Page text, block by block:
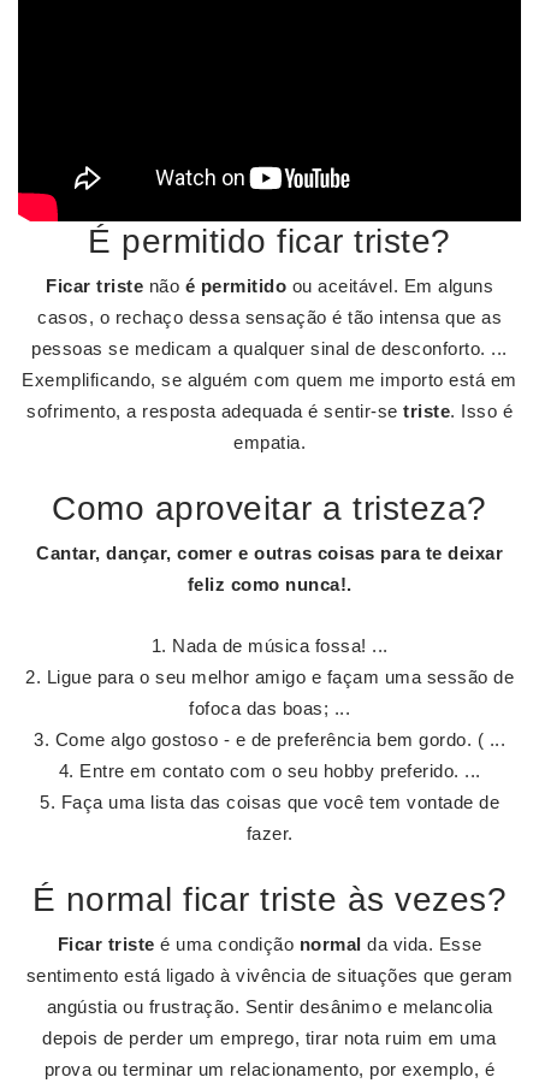
É permitido ficar triste?
Ficar triste não é permitido ou aceitável. Em alguns
casos, o rechaço dessa sensação é tão intensa que as
pessoas se medicam a qualquer sinal de desconforto. ...
Exemplificando, se alguém com quem me importo está em
sofrimento, a resposta adequada é sentir-se triste. Isso é
empatia.
Como aproveitar a tristeza?
Cantar, dançar, comer e outras coisas para te deixar
feliz como nunca!.
Nada de música fossa! ...
Ligue para o seu melhor amigo e façam uma sessão de
fofoca das boas; ...
Come algo gostoso - e de preferência bem gordo. ( ...
Entre em contato com o seu hobby preferido. ...
Faça uma lista das coisas que você tem vontade de
fazer.
É normal ficar triste às vezes?
Ficar triste é uma condição normal da vida. Esse
sentimento está ligado à vivência de situações que geram
angústia ou frustração. Sentir desânimo e melancolia
depois de perder um emprego, tirar nota ruim em uma
prova ou terminar um relacionamento, por exemplo, é